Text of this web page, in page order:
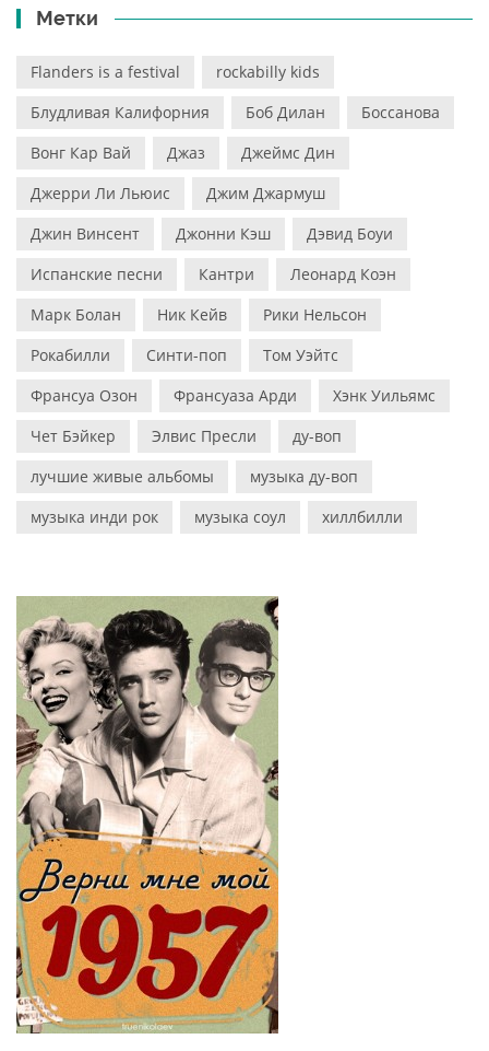
Метки
Flanders is a festival
rockabilly kids
Блудливая Калифорния
Боб Дилан
Боссанова
Вонг Кар Вай
Джаз
Джеймс Дин
Джерри Ли Льюис
Джим Джармуш
Джин Винсент
Джонни Кэш
Дэвид Боуи
Испанские песни
Кантри
Леонард Коэн
Марк Болан
Ник Кейв
Рики Нельсон
Рокабилли
Синти-поп
Том Уэйтс
Франсуа Озон
Франсуаза Арди
Хэнк Уильямс
Чет Бэйкер
Элвис Пресли
ду-воп
лучшие живые альбомы
музыка ду-воп
музыка инди рок
музыка соул хиллбилли